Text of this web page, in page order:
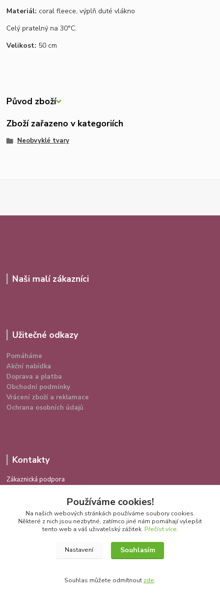
Materiál: coral fleece, výplň duté vlákno
Celý pratelný na 30°C.
Velikost: 50 cm
Původ zboží
Zboží zařazeno v kategoriích
Neobvyklé tvary
Naši malí zákazníci
Užitečné odkazy
Pomáháme
Akční nabídka
Doprava a platba
Obchodní podmínky
Vrácení zboží a reklamace
Ochrana osobních údajů
Kontakty
Zákaznická podpora
info@spokojenakocka.cz
Používáme cookies!
Na našich webových stránkách používáme soubory cookies.
Některé z nich jsou nezbytné, zatímco jiné nám pomáhají vylepšit
tento web a váš uživatelský zážitek. Přečíst více.
Nastavení Souhlasím
Souhlas můžete odmítnout zde.